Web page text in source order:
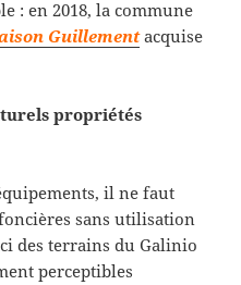
: en 2018, la commune
Guillementacquise
propriétés
il ne faut
sans utilisation
des terrains du Galinio
perceptibles